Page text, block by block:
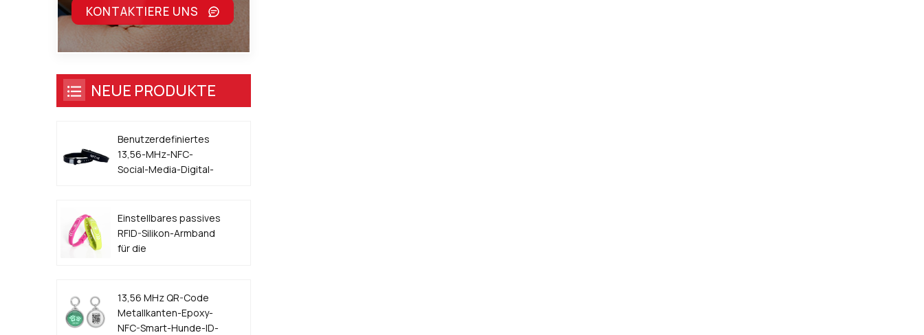
KONTAKTIERE UNS
NEUE PRODUKTE
Benutzerdefiniertes
13,56-MHz-NFC-
Social-Media-Digital-
Einstellbares passives
RFID-Silikon-Armband
für die
13,56 MHz QR-Code
Metallkanten-Epoxy-
NFC-Smart-Hunde-ID-